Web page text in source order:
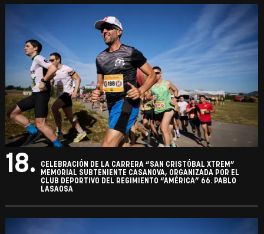
18.
CELEBRACIÓN DE LA CARRERA “SAN CRISTÓBAL XTREM”
MEMORIAL SUBTENIENTE CASANOVA, ORGANIZADA POR EL
CLUB DEPORTIVO DEL REGIMIENTO “AMÉRICA” 66. PABLO
LASAOSA